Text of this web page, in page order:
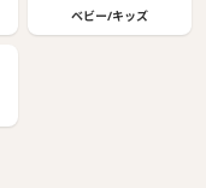
ベビー/キッズ